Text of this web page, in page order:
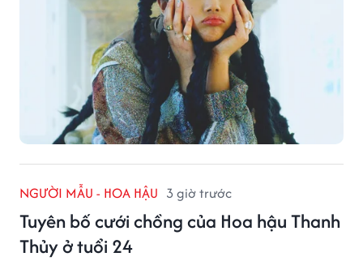
NGƯỜI MẪU - HOA HẬU 3 giờ trước
Tuyên bố cưới chồng của Hoa hậu Thanh
Thủy ở tuổi 24